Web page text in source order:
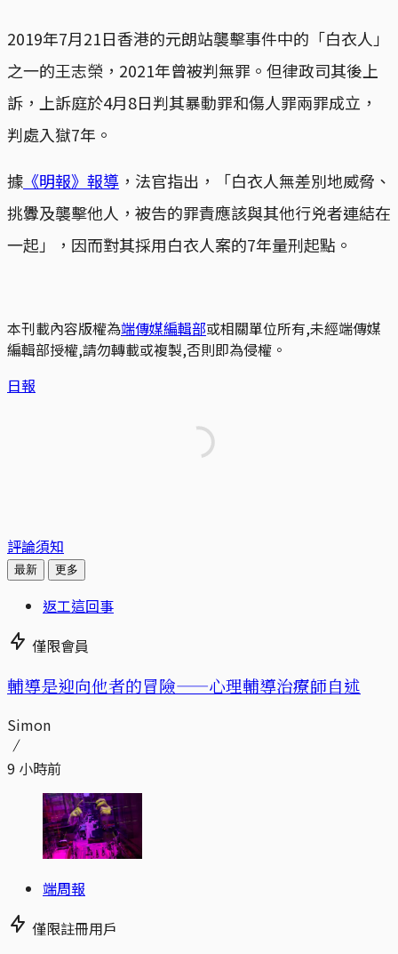
2019年7月21日香港的元朗站襲擊事件中的「白衣人」
之一的王志榮，2021年曾被判無罪。但律政司其後上
訴，上訴庭於4月8日判其暴動罪和傷人罪兩罪成立，
判處入獄7年。
據 《明報》報導 ，法官指出，「白衣人無差別地威脅、
挑釁及襲擊他人，被告的罪責應該與其他行兇者連結在
一起」，因而對其採用白衣人案的7年量刑起點。
本刊載內容版權為端傳媒編輯部或相關單位所有,未經端傳媒
編輯部授權,請勿轉載或複製,否則即為侵權。
日報
評論須知
最新 更多
返工這回事
僅限會員
輔導是迎向他者的冒險——心理輔導治療師自述
Simon
9 小時前
端周報
僅限註冊用戶